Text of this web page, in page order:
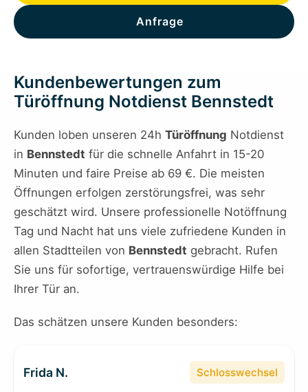
Anfrage
Kundenbewertungen zum
Türöffnung Notdienst Bennstedt
Kunden loben unseren 24h Türöffnung Notdienst
in Bennstedt für die schnelle Anfahrt in 15-20
Minuten und faire Preise ab 69 €. Die meisten
Öffnungen erfolgen zerstörungsfrei, was sehr
geschätzt wird. Unsere professionelle Notöffnung
Tag und Nacht hat uns viele zufriedene Kunden in
allen Stadtteilen von Bennstedt gebracht. Rufen
Sie uns für sofortige, vertrauenswürdige Hilfe bei
Ihrer Tür an.
Das schätzen unsere Kunden besonders:
Frida N. Schlosswechsel